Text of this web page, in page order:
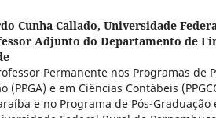
Cunha Callado, Universidade
Adjunto do Departamento de
Permanente nos Programas de
(PPGA) e em Ciências Contábeis
e no Programa de Pós-